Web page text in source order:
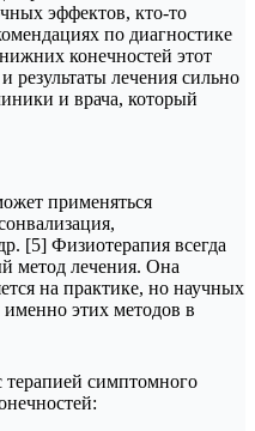
эффектов, кто-то
по диагностике
конечностей этот
результаты лечения сильно
и врача, который
применяться
[5] Физиотерапия всегда
метод лечения. Она
на практике, но научных
этих методов в
симптомного